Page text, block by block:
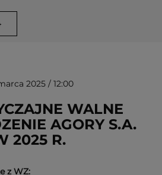
2025 / 12:00
WALNE
AGORY S.A.
2025 R.
z WZ: